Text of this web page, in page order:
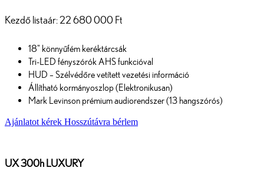
Kezdő listaár: 22 680 000 Ft
18" könnyűfém keréktárcsák
Tri-LED fényszórók AHS funkcióval
HUD – Szélvédőre vetített vezetési információ
Állítható kormányoszlop (Elektronikusan)
Mark Levinson prémium audiorendszer (13 hangszórós)
Ajánlatot kérek Hosszútávra bérlem
UX 300h LUXURY